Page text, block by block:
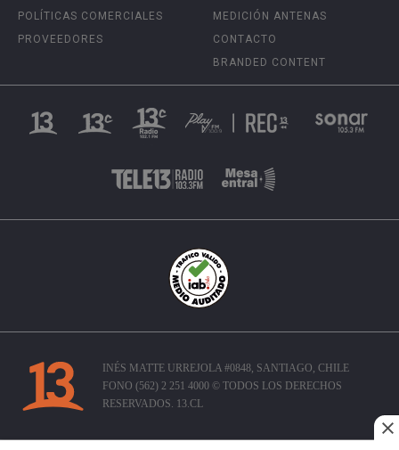
POLÍTICAS COMERCIALES
PROVEEDORES
MEDICIÓN ANTENAS
CONTACTO
BRANDED CONTENT
INÉS MATTE URREJOLA #0848, SANTIAGO, CHILE
FONO (562) 2 251 4000 © TODOS LOS DERECHOS
RESERVADOS. 13.CL